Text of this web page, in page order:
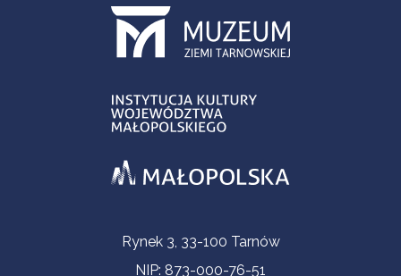
Informacje kontaktoweRynek 3, 33-100 Tarnów
NIP: 873-000-76-51